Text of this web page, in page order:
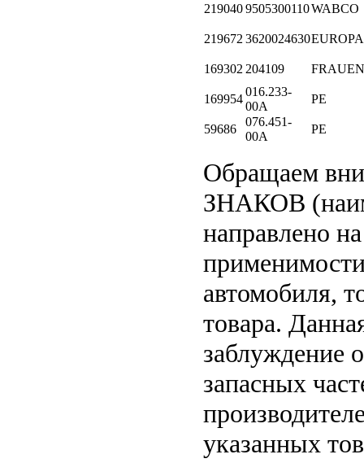
2190409505300110WABCO
219672 3620024630
169302 204109
169954
016.233-
00A
PE
59686
076.451-
00A
PE
Обращаем
ЗНАКОВ
направлено
автомобиля,
товара.
заблуждение
запасных
указанных